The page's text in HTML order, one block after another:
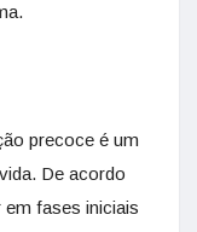
precoce ​é um
De acordo
fases iniciais